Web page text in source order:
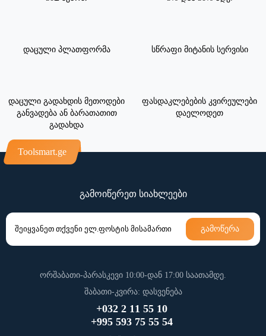
50₾ ზემოთ
5% დან 50% მდე.
დაცული პლათფორმა სწრაფი მიტანის სერვისი
დაცული გადახდის მეთოდები
განვადება ან ბარათათით
გადახდა
ფასდაკლებების კვირეულები
დაელოდეთ
Toolsmart.ge
გამოიწერეთ სიახლეები
გამოწერა
ორშაბათი-პარასკევი 10:00-დან 17:00 საათამდე.
შაბათი-კვირა: დასვენება
+032 2 11 55 10
+995 593 75 55 54